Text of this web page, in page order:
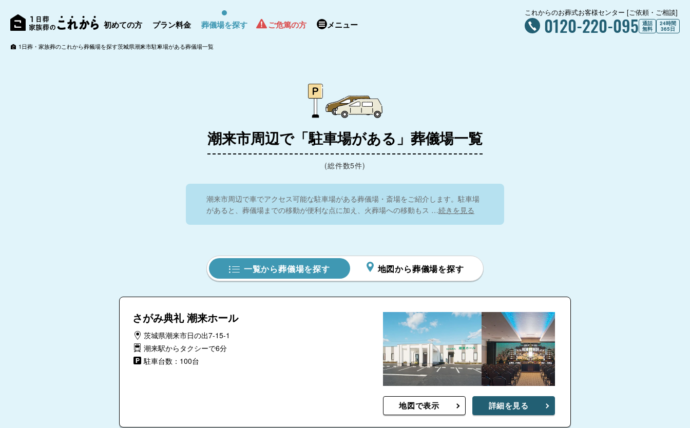
初めての方 プラン料金 葬儀場を探す ご危篤の方 メニュー
これからのお葬式お客様センター [ご依頼・ご相談]
0120-220-095 通話
無料
24時間
365日
1日葬・家族葬のこれから葬儀場を探す茨城県潮来市駐車場がある葬儀場一覧
潮来市周辺で「駐車場がある」葬儀場一覧
(総件数5件)
潮来市周辺で車でアクセス可能な駐車場がある葬儀場・斎場をご紹介します。駐車場
があると、葬儀場までの移動が便利な点に加え、火葬場への移動もス …続きを見る
一覧から葬儀場を探す 地図から葬儀場を探す
さがみ典礼 潮来ホール
茨城県潮来市日の出7-15-1
潮来駅からタクシーで6分
駐車台数：100台
地図で表示 詳細を見る